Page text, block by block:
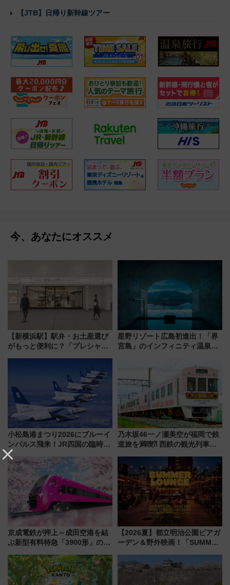
【JTB】日帰り新幹線ツアー
今、あなたにオススメ
【新横浜駅】駅弁・お土産選び
がもっと便利に？「プレシャス
星野リゾート広島初進出！「界
宮島」のインフィニティ温泉と
宿泊料金・アクセスは？（2026
小松島港まつり2026にブルーイ
ンパルス飛来！JR四国の臨時ダ
イヤや駐車場予約を徹底解説
乃木坂46一ノ瀬美空が福岡で鉄
道旅を満喫⁈ 西鉄の観光列車
CHIKUGO」で巡る福岡･太宰
府･柳川の旅！YouTubeが公開
に
京成電鉄が押上～成田空港を結
ぶ新型有料特急「3900形」のコ
募集も実施
【2026夏】都立明治公園ビアガ
ーデン＆野外映画！「SUMMER
ケジュール 夜風とビール、映画
を満喫！